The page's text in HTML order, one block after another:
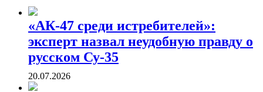
«АК-47 среди истребителей»:
эксперт назвал неудобную правду о
русском Су-35
20.07.2026